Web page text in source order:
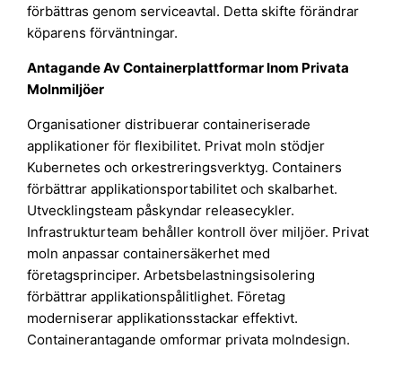
förbättras genom serviceavtal. Detta skifte förändrar
köparens förväntningar.
Antagande Av Containerplattformar Inom Privata
Molnmiljöer
Organisationer distribuerar containeriserade
applikationer för flexibilitet. Privat moln stödjer
Kubernetes och orkestreringsverktyg. Containers
förbättrar applikationsportabilitet och skalbarhet.
Utvecklingsteam påskyndar releasecykler.
Infrastrukturteam behåller kontroll över miljöer. Privat
moln anpassar containersäkerhet med
företagsprinciper. Arbetsbelastningsisolering
förbättrar applikationspålitlighet. Företag
moderniserar applikationsstackar effektivt.
Containerantagande omformar privata molndesign.